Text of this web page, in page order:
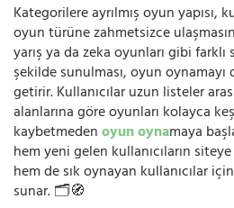
Kategorilere ayrılmış oyun yapısı,
oyun türüne zahmetsizce
yarış ya da zeka oyunları gibi
şekilde sunulması, oyun
getirir. Kullanıcılar uzun listeler
alanlarına göre oyunları kolayca
kaybetmedenoyun oynamaya
hem yeni gelen kullanıcıların siteye
hem de sık oynayan kullanıcılar
sunar. 🗂️🧭